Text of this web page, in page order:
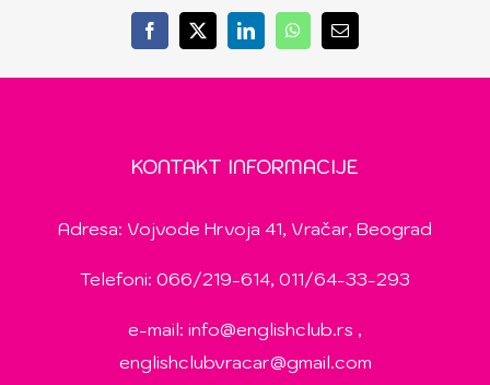
Facebook
X LinkedInWhatsApp
Email
KONTAKT INFORMACIJE
Adresa: Vojvode Hrvoja 41, Vračar, Beograd
Telefoni: 066/219-614, 011/64-33-293
e-mail: info@englishclub.rs ,
englishclubvracar@gmail.com